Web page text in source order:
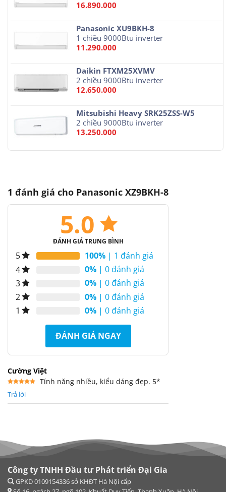
16.890.000
Panasonic XU9BKH-8
1 chiều 9000Btu inverter
11.290.000
Daikin FTXM25XVMV
2 chiều 9000Btu inverter
12.650.000
Mitsubishi Heavy SRK25ZSS-W5
2 chiều 9000Btu inverter
13.250.000
1 đánh giá cho Panasonic XZ9BKH-8
5.0
ĐÁNH GIÁ TRUNG BÌNH
5 100% | 1 đánh giá
4
0% | 0 đánh giá
3
0% | 0 đánh giá
2
0% | 0 đánh giá
1
0% | 0 đánh giá
ĐÁNH GIÁ NGAY
Cường Việt
hạng5
Tính năng nhiều, kiểu dáng đẹp. 5*
Trả lời
Công ty TNHH Đầu tư Phát triển Đại Gia